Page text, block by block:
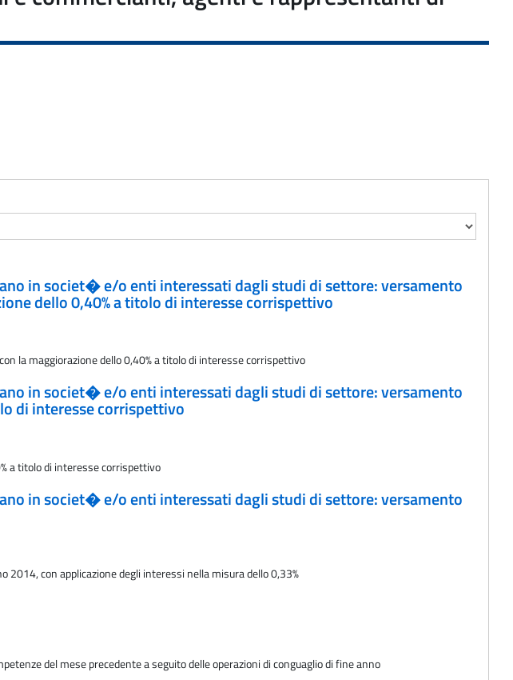
in societ� e/o enti interessati dagli studi di settore: versamento
dello 0,40% a titolo di interesse corrispettivo
la maggiorazione dello 0,40% a titolo di interesse corrispettivo
in societ� e/o enti interessati dagli studi di settore: versamento
di interesse corrispettivo
a titolo di interesse corrispettivo
in societ� e/o enti interessati dagli studi di settore: versamento
con applicazione degli interessi nella misura dello 0,33%
del mese precedente a seguito delle operazioni di conguaglio di fine anno